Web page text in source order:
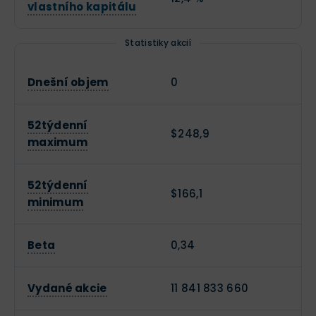
produkce 1 000 vozů. A během druhé světové války se
Ke konci druhé světové války dostává Toyota silnou
zcela zničí závody Toyota. Toyota se ovšem nevzdává,
Toyota si zakládá na preciznosti a její vozy jsou
vlastního kapitálu
Statistiky akcií
Dnešní objem 0
52týdenní
maximum
$248,9
52týdenní
minimum
$166,1
Beta 0,34
Vydané akcie 11 841 833 660